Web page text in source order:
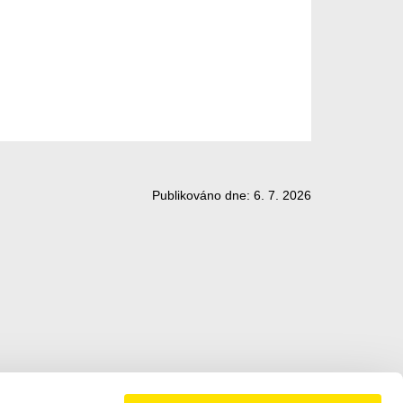
Publikováno dne: 6. 7. 2026